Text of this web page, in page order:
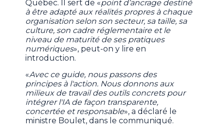
Québec. Il sert de «point d’ancrage destiné
à être adapté aux réalités propres à chaque
organisation selon son secteur, sa taille, sa
culture, son cadre réglementaire et le
niveau de maturité de ses pratiques
numériques», peut-on y lire en
introduction.
«Avec ce guide, nous passons des
principes à l'action. Nous donnons aux
milieux de travail des outils concrets pour
intégrer l'IA de façon transparente,
concertée et responsable», a déclaré le
ministre Boulet, dans le communiqué.